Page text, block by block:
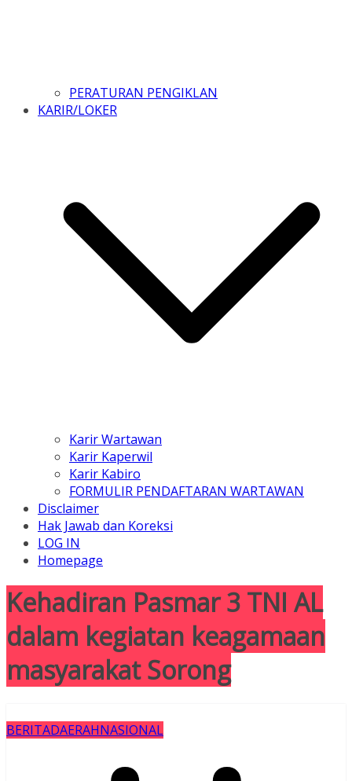
PERATURAN PENGIKLAN
KARIR/LOKER
Karir Wartawan
Karir Kaperwil
Karir Kabiro
FORMULIR PENDAFTARAN WARTAWAN
Disclaimer
Hak Jawab dan Koreksi
LOG IN
Homepage
Kehadiran Pasmar 3 TNI AL
dalam kegiatan keagamaan
masyarakat Sorong
BERITADAERAHNASIONAL